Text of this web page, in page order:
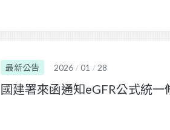
最新公告 2026 / 01 / 28
國建署來函通知eGFR公式統一